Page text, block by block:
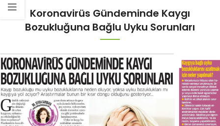
Koronavirüs Gündeminde Kaygı
Bozukluğuna Bağlu Uyku Sorunları